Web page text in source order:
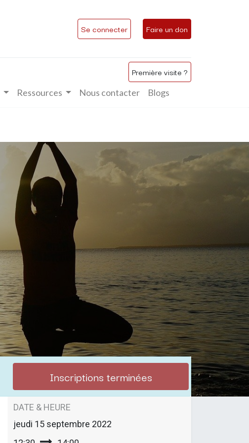
Se connecter Faire un don
Première visite ?
Ressources Nous contacter Blogs
Inscriptions terminées
DATE & HEURE
jeudi 15 septembre 2022